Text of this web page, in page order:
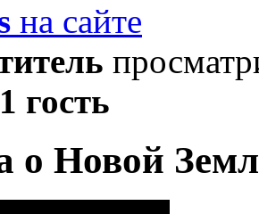
на сайте
1 гость
о Новой